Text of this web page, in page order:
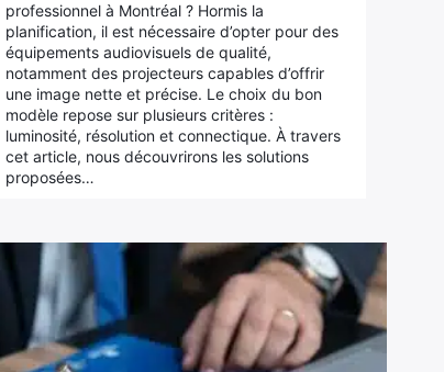
professionnel à Montréal ? Hormis la
planification, il est nécessaire d’opter pour des
équipements audiovisuels de qualité,
notamment des projecteurs capables d’offrir
une image nette et précise. Le choix du bon
modèle repose sur plusieurs critères :
luminosité, résolution et connectique. À travers
cet article, nous découvrirons les solutions
proposées…